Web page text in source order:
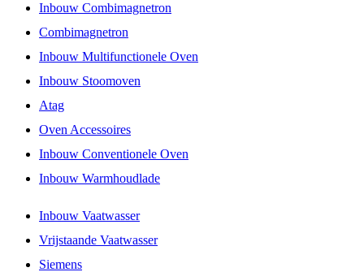
Inbouw Combimagnetron
Combimagnetron
Inbouw Multifunctionele Oven
Inbouw Stoomoven
Atag
Oven Accessoires
Inbouw Conventionele Oven
Inbouw Warmhoudlade
Inbouw Vaatwasser
Vrijstaande Vaatwasser
Siemens